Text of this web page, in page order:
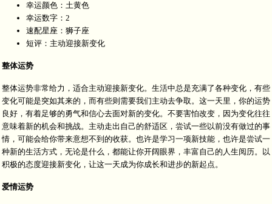
幸运颜色：土黄色
幸运数字：2
速配星座：狮子座
短评：主动迎接新变化
整体运势
整体运势非常给力，适合主动迎接新变化。生活中总是充满了各种变化，有些
变化可能是突如其来的，而有些则需要我们主动去争取。这一天里，你的运势
良好，有着足够的勇气和信心去面对新的变化。不要害怕改变，因为变化往往
意味着新的机会和挑战。主动走出自己的舒适区，尝试一些以前没有做过的事
情，可能会给你带来意想不到的收获。也许是学习一项新技能，也许是尝试一
种新的生活方式，无论是什么，都能让你开阔眼界，丰富自己的人生阅历。以
积极的态度迎接新变化，让这一天成为你成长和进步的新起点。
爱情运势